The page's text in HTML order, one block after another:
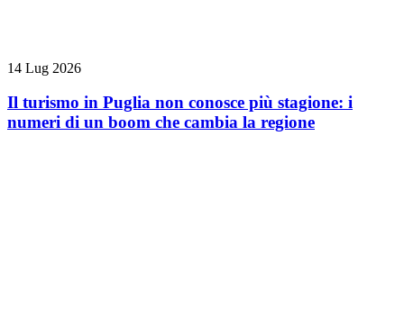
14 Lug 2026
Il turismo in Puglia non conosce più stagione: i
numeri di un boom che cambia la regione